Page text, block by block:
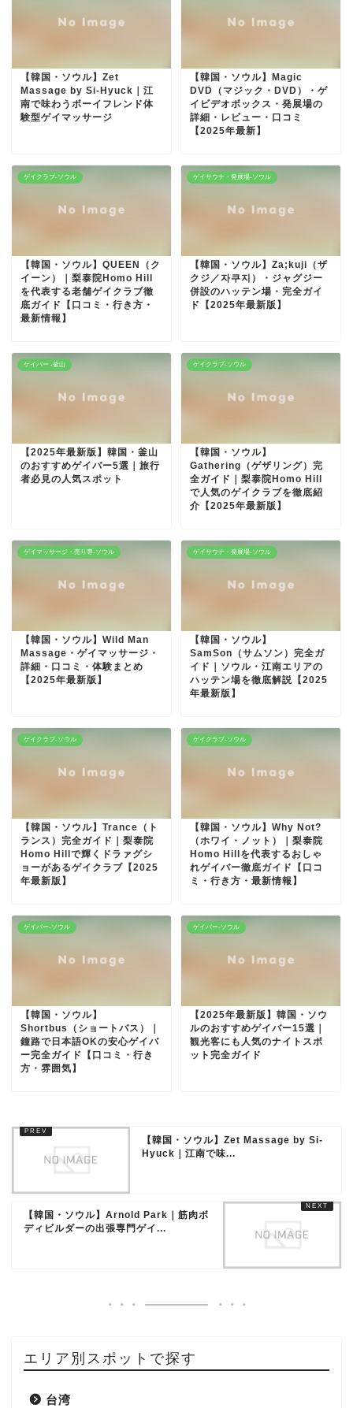
【韓国・ソウル】Zet
Massage by Si-Hyuck｜江
南で味わうボーイフレンド体
験型ゲイマッサージ
【韓国・ソウル】Magic
DVD（マジック・DVD）・ゲ
イビデオボックス・発展場の
詳細・レビュー・口コミ
【2025年最新】
ゲイクラブ-ソウル
【韓国・ソウル】QUEEN（ク
イーン）｜梨泰院Homo Hill
を代表する老舗ゲイクラブ徹
底ガイド【口コミ・行き方・
最新情報】
ゲイサウナ・発展場-ソウル
【韓国・ソウル】Za;kuji（ザ
クジ／자쿠지）・ジャグジー
併設のハッテン場・完全ガイ
ド【2025年最新版】
ゲイバー -釜山
【2025年最新版】韓国・釜山
のおすすめゲイバー5選｜旅行
者必見の人気スポット
ゲイクラブ-ソウル
【韓国・ソウル】
Gathering（ゲザリング）完
全ガイド｜梨泰院Homo Hill
で人気のゲイクラブを徹底紹
介【2025年最新版】
ゲイマッサージ・売り専-ソウル
【韓国・ソウル】Wild Man
Massage・ゲイマッサージ・
詳細・口コミ・体験まとめ
【2025年最新版】
ゲイサウナ・発展場-ソウル
【韓国・ソウル】
SamSon（サムソン）完全ガ
イド｜ソウル・江南エリアの
ハッテン場を徹底解説【2025
年最新版】
ゲイクラブ-ソウル
【韓国・ソウル】Trance（ト
ランス）完全ガイド｜梨泰院
Homo Hillで輝くドラァグシ
ョーがあるゲイクラブ【2025
年最新版】
ゲイクラブ-ソウル
【韓国・ソウル】Why Not?
（ホワイ・ノット）｜梨泰院
Homo Hillを代表するおしゃ
れゲイバー徹底ガイド【口コ
ミ・行き方・最新情報】
ゲイバー-ソウル
【韓国・ソウル】
Shortbus（ショートバス）｜
鐘路で日本語OKの安心ゲイバ
ー完全ガイド【口コミ・行き
方・雰囲気】
ゲイバー-ソウル
【2025年最新版】韓国・ソウ
ルのおすすめゲイバー15選｜
観光客にも人気のナイトスポ
ット完全ガイド
【韓国・ソウル】Zet Massage by Si-
Hyuck｜江南で味...
【韓国・ソウル】Arnold Park｜筋肉ボ
ディビルダーの出張専門ゲイ...
エリア別スポットで探す
台湾